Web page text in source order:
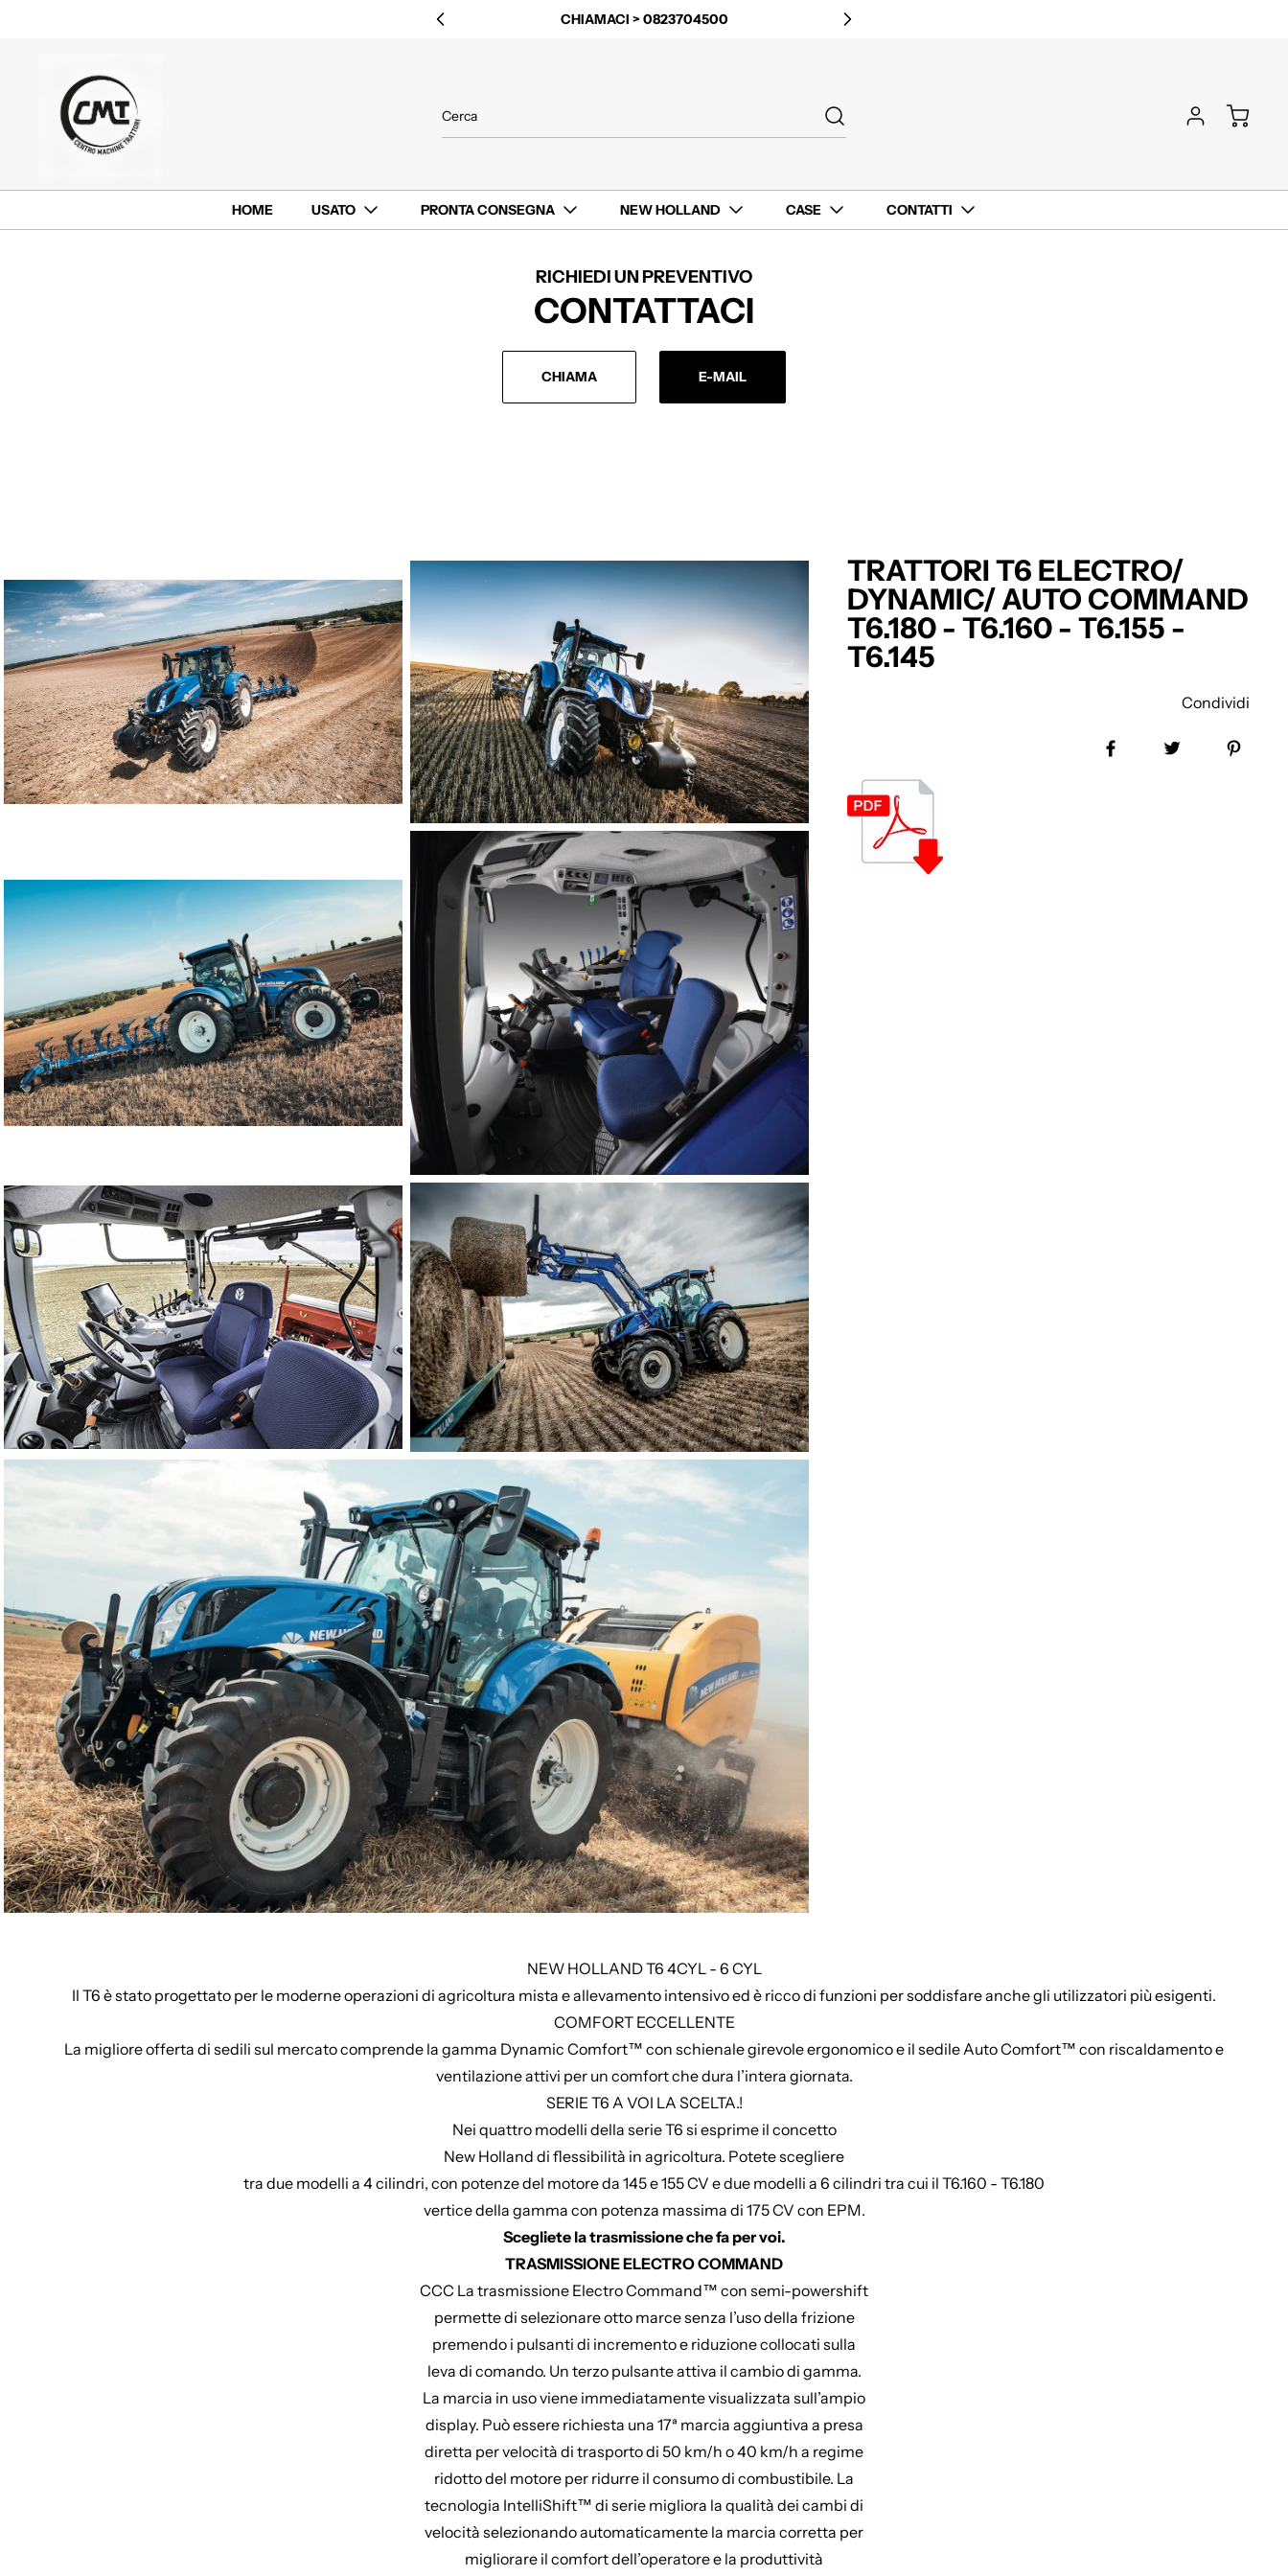
CHIAMACI > 0823704500
HOME USATO PRONTA CONSEGNA NEW HOLLAND CASE CONTATTI
RICHIEDI UN PREVENTIVO
CONTATTACI
CHIAMA E-MAIL
TRATTORI T6 ELECTRO/
DYNAMIC/ AUTO COMMAND
T6.180 - T6.160 - T6.155 -
T6.145
Condividi
NEW HOLLAND T6 4CYL - 6 CYL
Il T6 è stato progettato per le moderne operazioni di agricoltura mista e allevamento intensivo ed è ricco di funzioni per soddisfare anche gli utilizzatori più esigenti.
COMFORT ECCELLENTE
La migliore offerta di sedili sul mercato comprende la gamma Dynamic Comfort™ con schienale girevole ergonomico e il sedile Auto Comfort™ con riscaldamento e
ventilazione attivi per un comfort che dura l’intera giornata.
SERIE T6 A VOI LA SCELTA.!
Nei quattro modelli della serie T6 si esprime il concetto
New Holland di flessibilità in agricoltura. Potete scegliere
tra due modelli a 4 cilindri, con potenze del motore da 145 e 155 CV e due modelli a 6 cilindri tra cui il T6.160 - T6.180
vertice della gamma con potenza massima di 175 CV con EPM.
Scegliete la trasmissione che fa per voi.
TRASMISSIONE ELECTRO COMMAND
CCC La trasmissione Electro Command™ con semi-powershift
permette di selezionare otto marce senza l’uso della frizione
premendo i pulsanti di incremento e riduzione collocati sulla
leva di comando. Un terzo pulsante attiva il cambio di gamma.
La marcia in uso viene immediatamente visualizzata sull’ampio
display. Può essere richiesta una 17ª marcia aggiuntiva a presa
diretta per velocità di trasporto di 50 km/h o 40 km/h a regime
ridotto del motore per ridurre il consumo di combustibile. La
tecnologia IntelliShift™ di serie migliora la qualità dei cambi di
velocità selezionando automaticamente la marcia corretta per
migliorare il comfort dell’operatore e la produttività